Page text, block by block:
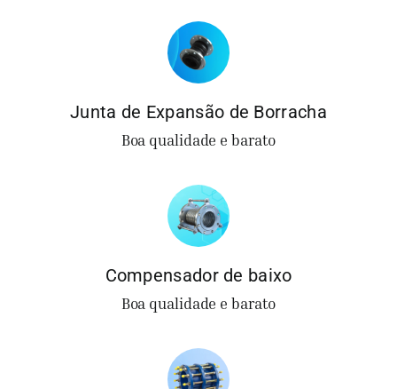
Junta de Expansão de Borracha
Boa qualidade e barato
Compensador de baixo
Boa qualidade e barato